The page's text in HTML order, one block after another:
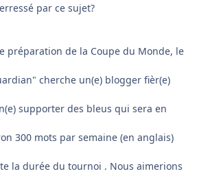
par ce sujet?
préparation de la Coupe du Monde, le
cherche un(e) blogger fièr(e)
supporter des bleus qui sera en
300 mots par semaine (en anglais)
la durée du tournoi . Nous aimerions